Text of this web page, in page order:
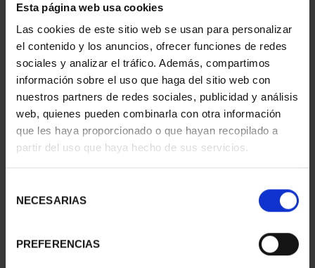
Esta página web usa cookies
Las cookies de este sitio web se usan para personalizar
el contenido y los anuncios, ofrecer funciones de redes
sociales y analizar el tráfico. Además, compartimos
información sobre el uso que haga del sitio web con
nuestros partners de redes sociales, publicidad y análisis
web, quienes pueden combinarla con otra información
que les haya proporcionado o que hayan recopilado a
partir del uso que haya hecho de sus servicios.
NECESARIAS
PREFERENCIAS
- CUENCA
73,00 € 73,00 €
CAPITALES ESPAÑOLAS
CIUDADES PATRIMONIO